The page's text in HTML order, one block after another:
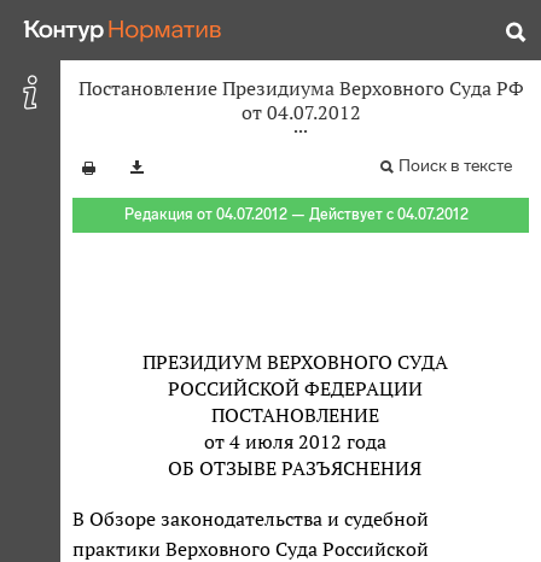
Постановление Президиума Верховного Суда РФ
от 04.07.2012
Поиск в тексте
Редакция от 04.07.2012 — Действует с 04.07.2012
ПРЕЗИДИУМ ВЕРХОВНОГО СУДА
РОССИЙСКОЙ ФЕДЕРАЦИИ
ПОСТАНОВЛЕНИЕ
от 4 июля 2012 года
ОБ ОТЗЫВЕ РАЗЪЯСНЕНИЯ
В Обзоре законодательства и судебной
практики Верховного Суда Российской